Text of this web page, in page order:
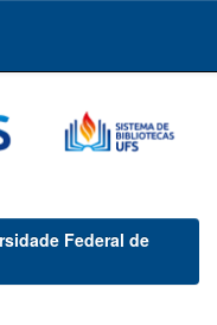
Federal de